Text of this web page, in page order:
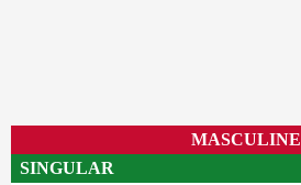
MASCULINE
SINGULAR